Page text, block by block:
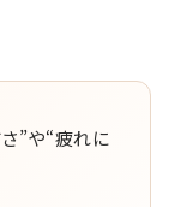
”や“疲れに